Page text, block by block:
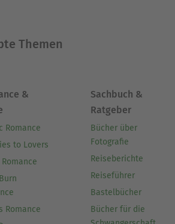
Themen
&
Romance
to Lovers
Romance
Sachbuch &
Ratgeber
Bücher über
Fotografie
Reiseberichte
Reiseführer
Bastelbücher
Bücher für die